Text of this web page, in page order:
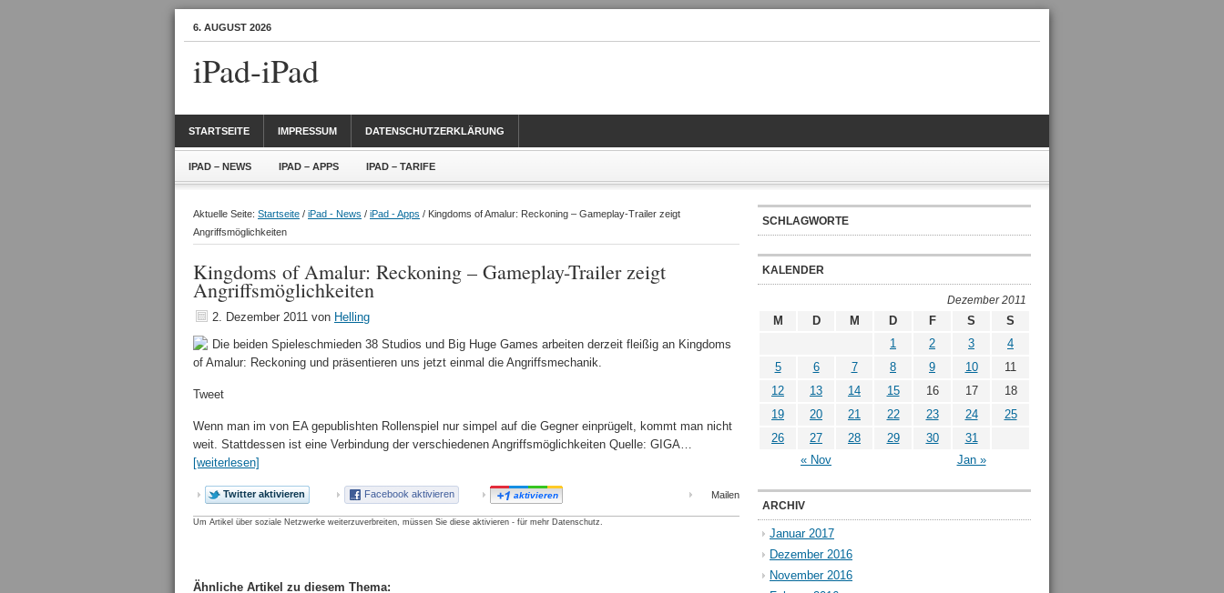
6. AUGUST 2026
iPad-iPad
STARTSEITE IMPRESSUM DATENSCHUTZERKLÄRUNG
IPAD – NEWS IPAD – APPS IPAD – TARIFE
Aktuelle Seite: Startseite / iPad - News / iPad - Apps / Kingdoms of Amalur: Reckoning – Gameplay-Trailer zeigt
Angriffsmöglichkeiten
Kingdoms of Amalur: Reckoning – Gameplay-Trailer zeigt
Angriffsmöglichkeiten
2. Dezember 2011 von Helling
Die beiden Spieleschmieden 38 Studios und Big Huge Games arbeiten derzeit fleißig an Kingdoms
of Amalur: Reckoning und präsentieren uns jetzt einmal die Angriffsmechanik.
Tweet
Wenn man im von EA gepublishten Rollenspiel nur simpel auf die Gegner einprügelt, kommt man nicht
weit. Stattdessen ist eine Verbindung der verschiedenen Angriffsmöglichkeiten Quelle: GIGA…
[weiterlesen]
Twitter aktivieren Facebook aktivieren aktivieren Mailen
Um Artikel über soziale Netzwerke weiterzuverbreiten, müssen Sie diese aktivieren - für mehr Datenschutz.
Ähnliche Artikel zu diesem Thema:
SCHLAGWORTE
KALENDER
Dezember 2011
M D M D F S S
« Nov Jan »
1 2 3
4
5
6 7 8 9 10
11
12
13 14 15 16 17
18
19
20 21 22 23 24
25
26
27 28 29 30 31
ARCHIV
Januar 2017
Dezember 2016
November 2016